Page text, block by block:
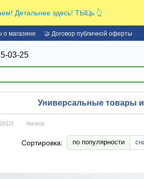
Детальнее здесь! ТЫЦь 👆
о магазине
🤝 Договор публичной оферты
03-25
Универсальные товары
Фильтр
Сортировка: по популярности